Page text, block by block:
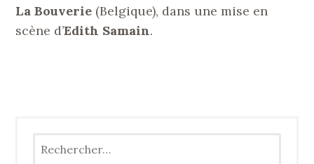
La Bouverie (Belgique), dans une mise en
scène d’Edith Samain.